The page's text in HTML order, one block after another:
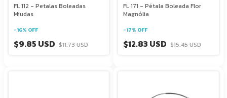
FL 112 - Petalas Boleadas
Miudas
-16% OFF
$9.85 USD $11.73 USD
FL 171 - Pétala Boleada Flor
Magnólia
-17% OFF
$12.83 USD $15.45 USD